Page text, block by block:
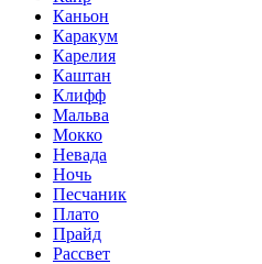
Каньон
Каракум
Карелия
Каштан
Клифф
Мальва
Мокко
Невада
Ночь
Песчаник
Плато
Прайд
Рассвет